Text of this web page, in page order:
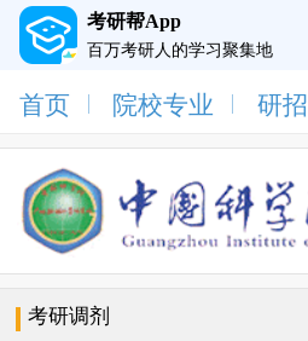
考研帮App
百万考研人的学习聚集地
首页 院校专业 研招
考研调剂